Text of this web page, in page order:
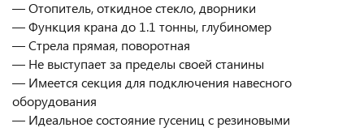
— Отопитель, откидное стекло, дворники
— Функция крана до 1.1 тонны, глубиномер
— Стрела прямая, поворотная
— Не выступает за пределы своей станины
— Имеется секция для подключения навесного
оборудования
— Идеальное состояние гусениц с резиновыми